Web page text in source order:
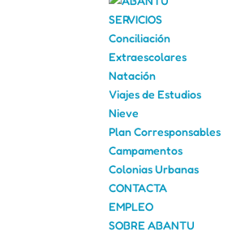
SERVICIOS
Conciliación
Extraescolares
Natación
Viajes de Estudios
Nieve
Plan Corresponsables
Campamentos
Colonias Urbanas
CONTACTA
EMPLEO
SOBRE ABANTU